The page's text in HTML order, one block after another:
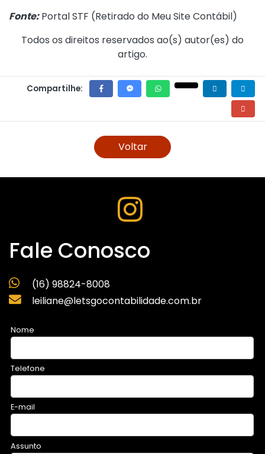
Fonte:Portal STF (Retirado do Meu Site Contábil)
Todos os direitos reservados ao(s) autor(es) do
artigo.
Compartilhe:
Voltar
Fale Conosco
(16) 98824-8008
leiliane@letsgocontabilidade.com.br
Nome
Telefone
E-mail
Assunto